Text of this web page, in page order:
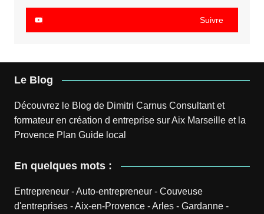
Suivre
Le Blog
Découvrez le Blog de Dimitri CarnusConsultant et
formateur en création d entreprise sur Aix Marseille et la
Provence Plan Guide local
En quelques mots :
Entrepreneur-Auto-entrepreneur- Couveuse
d'entreprises-Aix-en-Provence-Arles- Gardanne-